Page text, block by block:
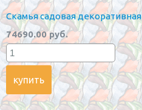
Скамья садовая декоративная
74690.00 руб.